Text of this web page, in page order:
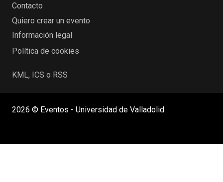
Contacto
Quiero crear un evento
Información legal
Política de cookies
KML, ICS o RSS
2026 © Eventos - Universidad de Valladolid